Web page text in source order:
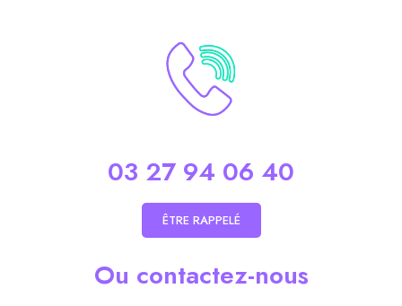
03 27 94 06 40
ÊTRE RAPPELÉ
Ou contactez-nous